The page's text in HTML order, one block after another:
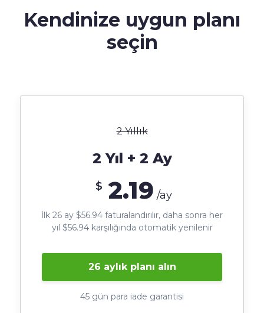
Kendinize uygun planı
seçin
2 Yıllık
2 Yıl + 2 Ay
$ 2.19 /ay
İlk 26 ay $56.94 faturalandırılır, daha sonra her
yıl $56.94 karşılığında otomatik yenilenir
26 aylık planı alın
45 gün para iade garantisi